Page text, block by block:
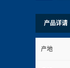
产品详请
产地